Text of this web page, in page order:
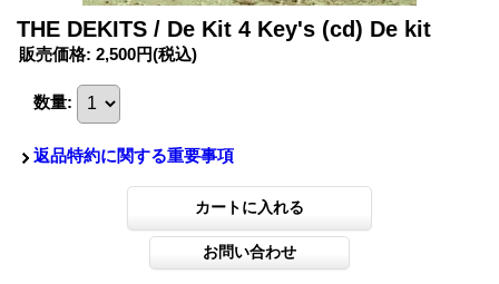
THE DEKITS / De Kit 4 Key's (cd) De kit
販売価格: 2,500円(税込)
数量:
返品特約に関する重要事項